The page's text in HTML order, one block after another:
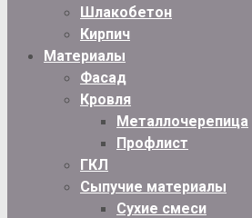
Шлакобетон
Кирпич
Материалы
Фасад
Кровля
Металлочерепица
Профлист
ГКЛ
Сыпучие материалы
Сухие смеси